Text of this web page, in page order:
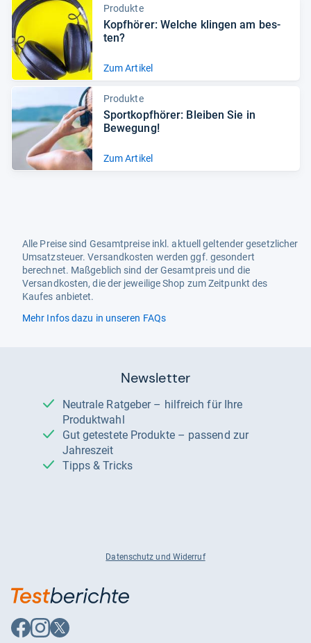
Produkte
Kopf­hö­rer: Wel­che klin­gen am bes­
ten?
Zum Artikel
Produkte
Sport­kopf­hö­rer: Blei­ben Sie in
Bewe­gung!
Zum Artikel
Alle Preise sind Gesamtpreise inkl. aktuell geltender gesetzlicher
Umsatzsteuer. Versandkosten werden ggf. gesondert
berechnet. Maßgeblich sind der Gesamtpreis und die
Versandkosten, die der jeweilige Shop zum Zeitpunkt des
Kaufes anbietet.
Mehr Infos dazu in unseren FAQs
Newsletter
Neutrale Ratgeber – hilfreich für Ihre
Produktwahl
Gut getestete Produkte – passend zur
Jahreszeit
Tipps & Tricks
Datenschutz und Widerruf
Auf
Facebook
Auf
Instagram
Auf
X